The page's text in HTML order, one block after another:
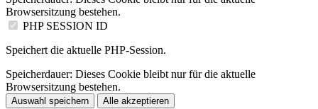
Browsersitzung bestehen.
PHP SESSION ID
Speichert die aktuelle PHP-Session.
Speicherdauer: Dieses Cookie bleibt nur für die aktuelle
Browsersitzung bestehen.
Auswahl speichern Alle akzeptieren